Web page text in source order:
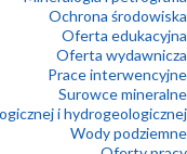
Ochrona środowiska
Oferta edukacyjna
Oferta wydawnicza
Prace interwencyjne
Surowce mineralne
i hydrogeologicznej
Wody podziemne